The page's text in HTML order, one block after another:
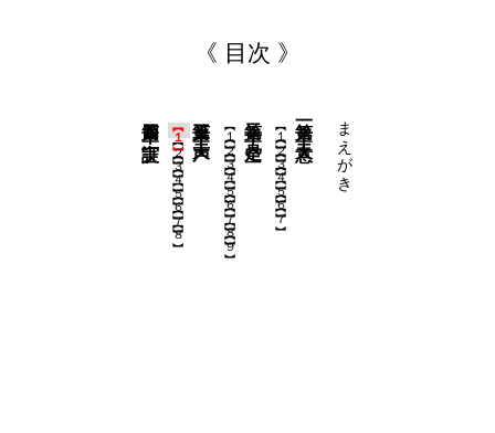
《 目次 》
まえがき
第一章 天意
【１】
【２】
【３】
【４】
【５】
【６】
【７】
第二章 是空
【１】
【２】
【３】
【４】
【５】
【６】
【７】
【８】
【９】
第三章 天声
【１】
【２】
【３】
【４】
【５】
【６】
【７】
【８】
第四章 実証